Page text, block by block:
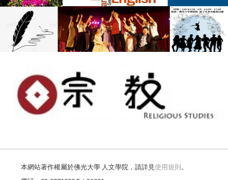
本網站著作權屬於佛光大學 人文學院，請詳見使用規則 。